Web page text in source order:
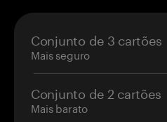
Conjunto de 3 cartões
Mais seguro
Conjunto de 2 cartões
Mais barato